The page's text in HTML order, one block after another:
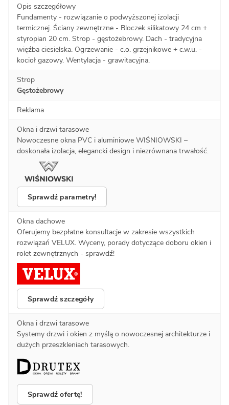
Opis szczegółowy
Fundamenty - rozwiązanie o podwyższonej izolacji
termicznej. Ściany zewnętrzne - Bloczek silikatowy 24 cm +
styropian 20 cm. Strop - gęstożebrowy. Dach - tradycyjna
więźba ciesielska. Ogrzewanie - c.o. grzejnikowe + c.w.u. -
kocioł gazowy. Wentylacja - grawitacyjna.
Strop
Gęstożebrowy
Reklama
Okna i drzwi tarasowe
Nowoczesne okna PVC i aluminiowe WIŚNIOWSKI –
doskonała izolacja, elegancki design i niezrównana trwałość.
Sprawdź parametry!
Okna dachowe
Oferujemy bezpłatne konsultacje w zakresie wszystkich
rozwiązań VELUX. Wyceny, porady dotyczące doboru okien i
rolet zewnętrznych - sprawdź!
Sprawdź szczegóły
Okna i drzwi tarasowe
Systemy drzwi i okien z myślą o nowoczesnej architekturze i
dużych przeszkleniach tarasowych.
Sprawdź ofertę!